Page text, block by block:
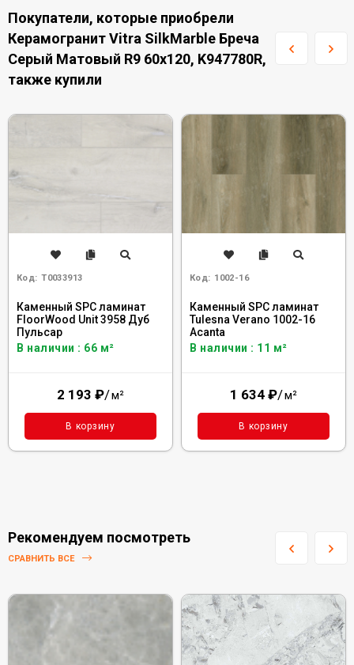
Покупатели, которые приобрели
Керамогранит Vitra SilkMarble Бреча
Серый Матовый R9 60x120, K947780R,
также купили
Код: Т0033913
Каменный SPC ламинат
FloorWood Unit 3958 Дуб
Пульсар
В наличии : 66 м²
2 193 ₽/м²
В корзину
Код: 1002-16
Каменный SPC ламинат
Tulesna Verano 1002-16
Acanta
В наличии : 11 м²
1 634 ₽/м²
В корзину
Рекомендуем посмотреть
СРАВНИТЬ ВСЕ